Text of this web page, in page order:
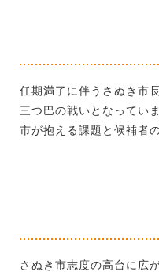
任期満了に伴うさぬき市
三つ巴の戦いとなってい
市が抱える課題と候補者
さぬき市志度の高台に広